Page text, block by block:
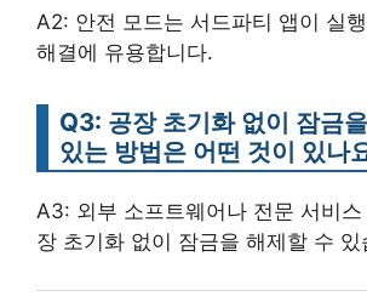
A2: 안전 모드는 서드파티 앱이 실
해결에 유용합니다.
Q3: 공장 초기화 없이 잠금
있는 방법은 어떤 것이 있나
A3: 외부 소프트웨어나 전문 서비
장 초기화 없이 잠금을 해제할 수 있